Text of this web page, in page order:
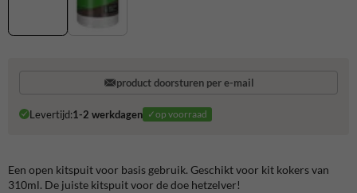
product doorsturen per e-mail
Levertijd:1-2 werkdagen ✓op voorraad
Een open kitspuit voor basis gebruik. Geschikt voor kit kokers van
310ml. De juiste kitspuit voor de doe hetzelver!